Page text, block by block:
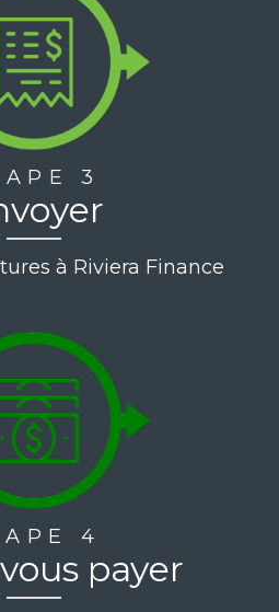
3
à Riviera Finance
4
payer